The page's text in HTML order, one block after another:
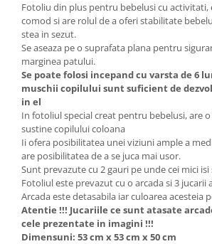
Fotoliu din plus pentru bebelusi cu activitati,
comod si are rolul de a oferi stabilitate
stea in sezut.
Se aseaza pe o suprafata plana pentru
marginea patului.
Se poate folosi incepand cu varsta de 6
muschii copilului sunt suficient de
in el
In fotoliul special creat pentru bebelusi, are
sustine copilului coloana
Ii ofera posibilitatea unei viziuni ample a
are posibilitatea de a se juca mai usor.
Sunt prevazute cu 2 gauri pe unde cei mici
Fotoliul este prevazut cu o arcada si 3 jucarii
Arcada este detasabila iar culoarea acesteia
Atentie !!! Jucariile ce sunt atasate
cele prezentate in imagini !!!
Dimensuni: 53 cm x 53 cm x 50 cm